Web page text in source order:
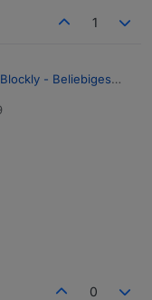
1
- Beliebiges
Bug im Skript
dem Komma die
von einem Adapter
immer von
irgendwann aus.
einem Semikolon
0